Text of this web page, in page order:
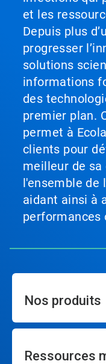
Page
pour
naviguer,
passez
diapo
précise
l'aide
et les
Depuis plus
progresser
solutions
informations
des
premier plan.
permet à
clients pour
meilleur de
l'ensemble de
aidant ainsi à
performances
Nos produits
Ressources